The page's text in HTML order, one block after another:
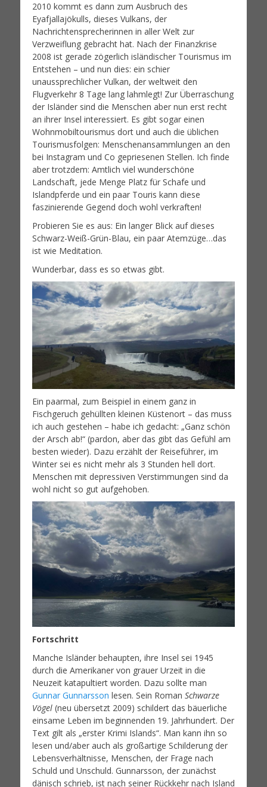
2010 kommt es dann zum Ausbruch des
Eyafjallajökulls, dieses Vulkans, der
Nachrichtensprecherinnen in aller Welt zur
Verzweiflung gebracht hat. Nach der Finanzkrise
2008 ist gerade zögerlich isländischer Tourismus im
Entstehen – und nun dies: ein schier
unaussprechlicher Vulkan, der weltweit den
Flugverkehr 8 Tage lang lahmlegt! Zur Überraschung
der Isländer sind die Menschen aber nun erst recht
an ihrer Insel interessiert. Es gibt sogar einen
Wohnmobiltourismus dort und auch die üblichen
Tourismusfolgen: Menschenansammlungen an den
bei Instagram und Co gepriesenen Stellen. Ich finde
aber trotzdem: Amtlich viel wunderschöne
Landschaft, jede Menge Platz für Schafe und
Islandpferde und ein paar Touris kann diese
faszinierende Gegend doch wohl verkraften!
Probieren Sie es aus: Ein langer Blick auf dieses
Schwarz-Weiß-Grün-Blau, ein paar Atemzüge…das
ist wie Meditation.
Wunderbar, dass es so etwas gibt.
Ein paarmal, zum Beispiel in einem ganz in
Fischgeruch gehüllten kleinen Küstenort – das muss
ich auch gestehen – habe ich gedacht: „Ganz schön
der Arsch ab!“ (pardon, aber das gibt das Gefühl am
besten wieder). Dazu erzählt der Reiseführer, im
Winter sei es nicht mehr als 3 Stunden hell dort.
Menschen mit depressiven Verstimmungen sind da
wohl nicht so gut aufgehoben.
Fortschritt
Manche Isländer behaupten, ihre Insel sei 1945
durch die Amerikaner von grauer Urzeit in die
Neuzeit katapultiert worden. Dazu sollte man
Gunnar Gunnarsson lesen. Sein Roman Schwarze
Vögel (neu übersetzt 2009) schildert das bäuerliche
einsame Leben im beginnenden 19. Jahrhundert. Der
Text gilt als „erster Krimi Islands“. Man kann ihn so
lesen und/aber auch als großartige Schilderung der
Lebensverhältnisse, Menschen, der Frage nach
Schuld und Unschuld. Gunnarsson, der zunächst
dänisch schrieb, ist nach seiner Rückkehr nach Island